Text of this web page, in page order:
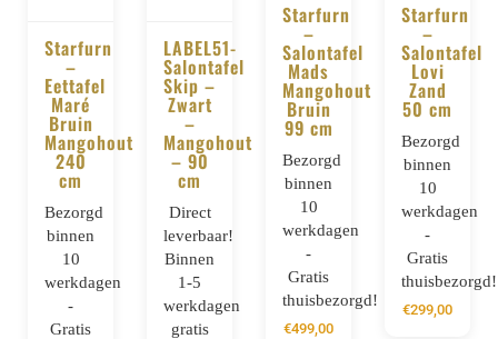
BESTELLEN
Starfurn
–
Eettafel
Maré
Bruin
Mangohout
240
cm
Bezorgd
binnen
10
werkdagen
-
Gratis
BESTELLEN
LABEL51-
Salontafel
Skip –
Zwart
–
Mangohout
– 90
cm
Direct
leverbaar!
Binnen
1-5
werkdagen
gratis
BESTELLEN
Starfurn
–
Salontafel
Mads
Mangohout
Bruin
99 cm
Bezorgd
binnen
10
werkdagen
-
Gratis
thuisbezorgd!
€499,00
BESTELLEN
Starfurn
–
Salontafel
Lovi
Zand
50 cm
Bezorgd
binnen
10
werkdagen
-
Gratis
thuisbezorgd!
€299,00